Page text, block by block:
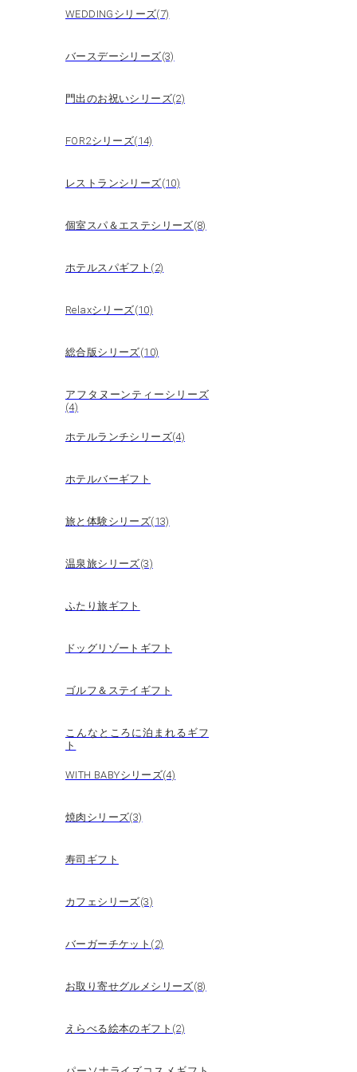
WEDDINGシリーズ(7)
バースデーシリーズ(3)
門出のお祝いシリーズ(2)
FOR2シリーズ(14)
レストランシリーズ(10)
個室スパ＆エステシリーズ(8)
ホテルスパギフト(2)
Relaxシリーズ(10)
総合版シリーズ(10)
アフタヌーンティーシリーズ
(4)
ホテルランチシリーズ(4)
ホテルバーギフト
旅と体験シリーズ(13)
温泉旅シリーズ(3)
ふたり旅ギフト
ドッグリゾートギフト
ゴルフ＆ステイギフト
こんなところに泊まれるギフ
ト
WITH BABYシリーズ(4)
焼肉シリーズ(3)
寿司ギフト
カフェシリーズ(3)
バーガーチケット(2)
お取り寄せグルメシリーズ(8)
えらべる絵本のギフト(2)